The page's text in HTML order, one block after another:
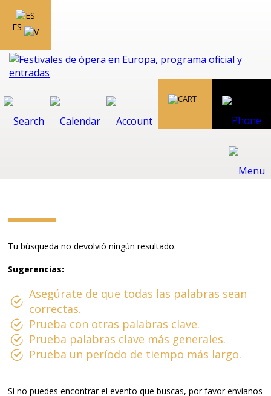
ES
Tu búsqueda no devolvió ningún resultado.
Sugerencias:
Asegúrate de que todas las palabras sean
correctas.
Prueba con otras palabras clave.
Prueba palabras clave más generales.
Prueba un período de tiempo más largo.
Si no puedes encontrar el evento que buscas, por favor envíanos